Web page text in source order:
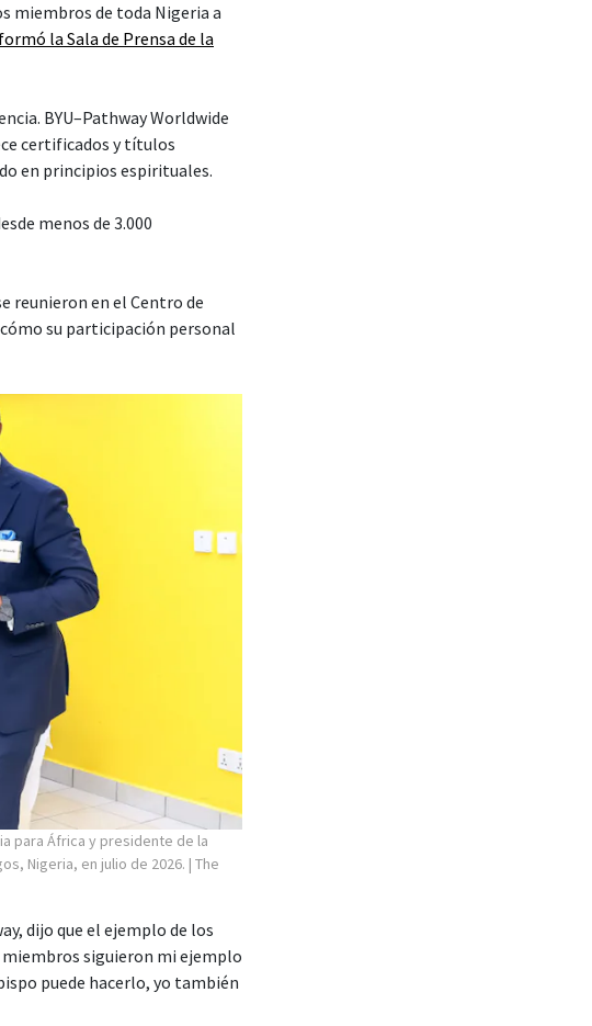
miembros de toda Nigeria a
la Sala de Prensa de la
BYU–Pathway Worldwide
certificados y títulos
en principios espirituales.
menos de 3.000
reunieron en el Centro de
cómo su participación personal
para África y presidente de la
Nigeria, en julio de 2026. | The
dijo que el ejemplo de los
miembros siguieron mi ejemplo
puede hacerlo, yo también